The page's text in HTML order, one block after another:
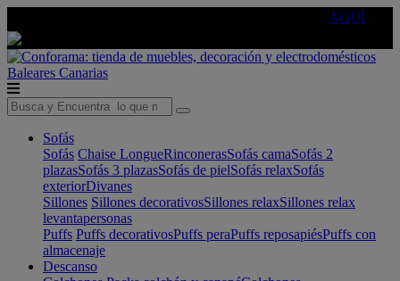
AQUÍ
Baleares Canarias
Sofás
Sofás Chaise LongueRinconerasSofás camaSofás 2
plazasSofás 3 plazasSofás de pielSofás relaxSofás
exteriorDivanes
Sillones Sillones decorativosSillones relaxSillones relax
levantapersonas
Puffs Puffs decorativosPuffs peraPuffs reposapiésPuffs con
almacenaje
Descanso